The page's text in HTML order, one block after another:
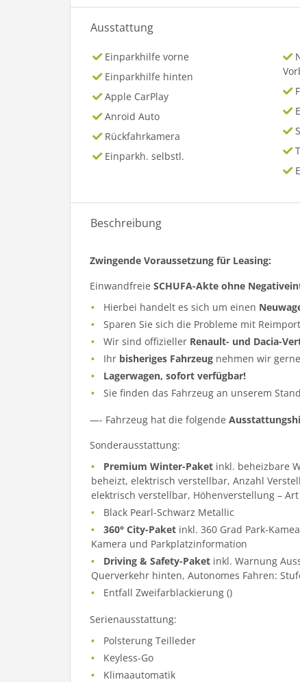
Ausstattung
Einparkhilfe vorne
Einparkhilfe hinten
Apple CarPlay
Anroid Auto
Rückfahrkamera
Einparkh. selbstl.
Beschreibung
Zwingende Voraussetzung für Leasing:
Einwandfreie SCHUFA-Akte ohne
Hierbei handelt es sich um einen
Sparen Sie sich die Probleme mit
Wir sind offizieller Renault- und Dacia-
Ihr bisheriges Fahrzeug nehmen wir
Lagerwagen, sofort verfügbar!
Sie finden das Fahrzeug an unserem
—- Fahrzeug hat die folgende
Sonderausstattung:
Premium Winter-Paket inkl. beheizbare
beheizt, elektrisch verstellbar, Anzahl
elektrisch verstellbar, Höhenverstellung –
Black Pearl-Schwarz Metallic
360° City-Paket inkl. 360 Grad Park-
Kamera und Parkplatzinformation
Driving & Safety-Paket inkl. Warnung
Querverkehr hinten, Autonomes Fahren:
Entfall Zweifarblackierung ()
Serienausstattung:
Polsterung Teilleder
Keyless-Go
Klimaautomatik